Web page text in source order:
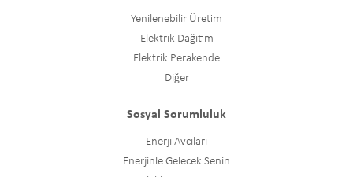
Yenilenebilir Üretim
Elektrik Dağıtım
Elektrik Perakende
Diğer
Sosyal Sorumluluk
Enerji Avcıları
Enerjinle Gelecek Senin